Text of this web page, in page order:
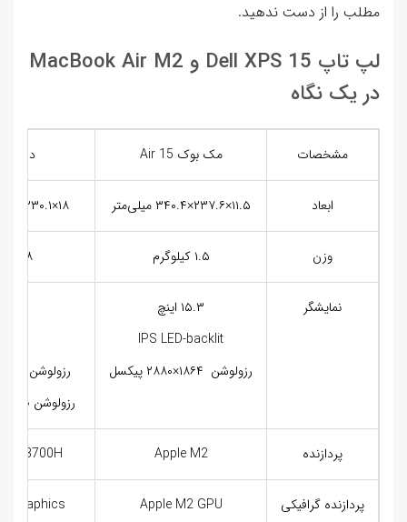
مطلب را از دست ندهید.
لپ تاپ Dell XPS 15 و MacBook Air M2
در یک نگاه
مشخصات مک بوک Air 15 دل XPS 15
ابعاد ۱۱.۵×۲۳۷.۶×۳۴۰.۴ میلی‌متر ۱۸×۲۳۰.۱×۳۴۴.۷ میلی‌متر
وزن ۱.۵ کیلوگرم ۱.۸ کیلوگرم
نمایشگر
۱۵.۳ اینچ
IPS LED-backlit
رزولوشن ۱۸۶۴×۲۸۸۰ پیکسل
رزولوشن ۱۲۰۰×۱۹۲۰ پیکسل
رزولوشن ۲۱۶۰×۳۴۵۶ پیکسل
پردازنده Apple M2
13700H
پردازنده گرافیکی Apple M2 GPU
Graphics